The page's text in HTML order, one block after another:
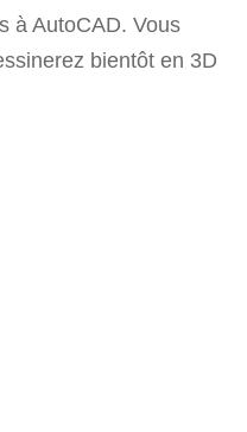
à AutoCAD. Vous
bientôt en 3D